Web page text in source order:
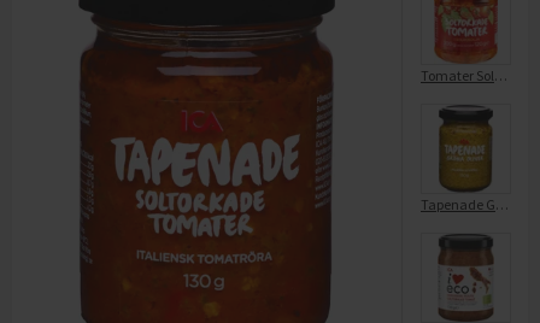
Tomater Soltorkade
Tapenade Gröna Oliver